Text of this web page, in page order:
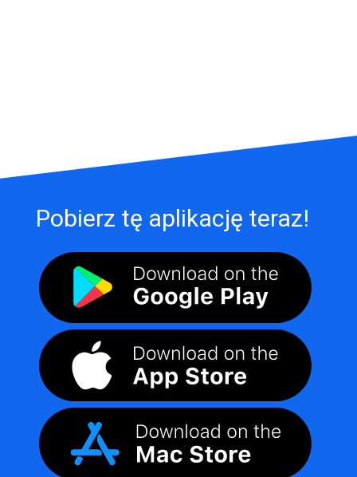
Pobierz tę aplikację teraz!